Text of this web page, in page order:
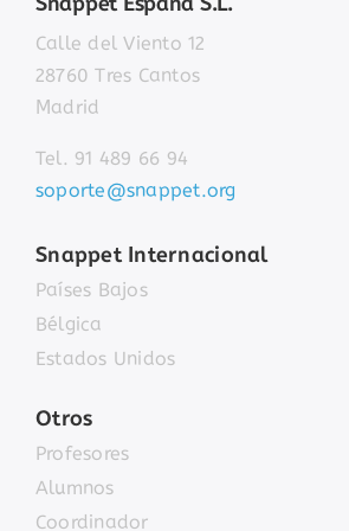
Calle del Viento 12
28760 Tres Cantos
Madrid
Tel. 91 489 66 94
soporte@snappet.org
Snappet Internacional
Países Bajos
Bélgica
Estados Unidos
Otros
Profesores
Alumnos
Coordinador